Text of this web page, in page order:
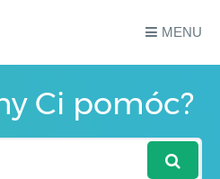
MENU
Ci pomóc?